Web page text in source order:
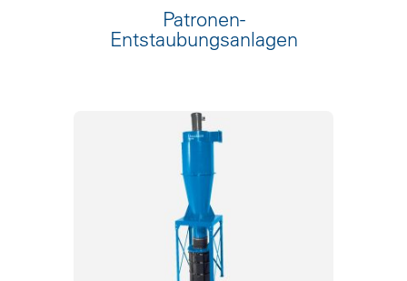
Patronen­
Entstaubungsanlagen